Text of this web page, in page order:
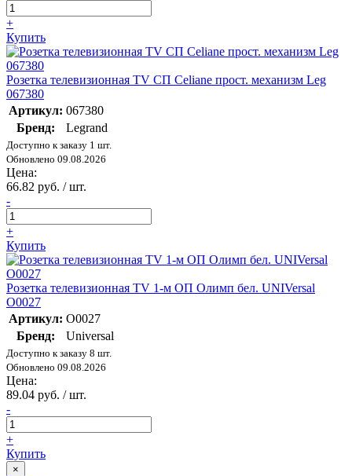
+
Купить
Розетка телевизионная TV СП Celiane прост. механизм Leg
067380
Артикул: 067380
Бренд:
Legrand
Доступно к заказу 1 шт.
Обновлено 09.08.2026
Цена:
66.82 руб. / шт.
-
+
Купить
Розетка телевизионная TV 1-м ОП Олимп бел. UNIVersal
О0027
Артикул: О0027
Бренд:
Universal
Доступно к заказу 8 шт.
Обновлено 09.08.2026
Цена:
89.04 руб. / шт.
-
+
Купить
×